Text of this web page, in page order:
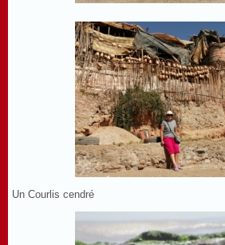
Un Courlis cendré